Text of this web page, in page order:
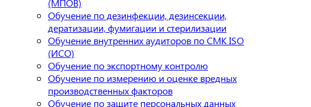
(МПОВ)
Обучение по дезинфекции, дезинсекции,
дератизации, фумигации и стерилизации
Обучение внутренних аудиторов по СМК ISO
(ИСО)
Обучение по экспортному контролю
Обучение по измерению и оценке вредных
производственных факторов
Обучение по защите персональных данных